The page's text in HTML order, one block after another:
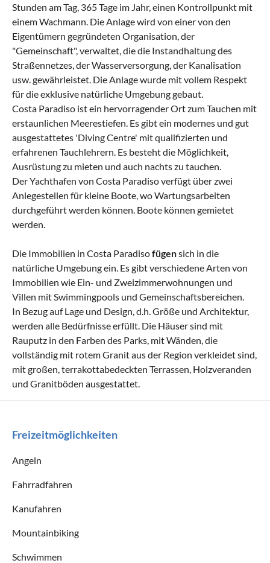
Stunden am Tag, 365 Tage im Jahr, einen Kontrollpunkt mit
einem Wachmann. Die Anlage wird von einer von den
Eigentümern gegründeten Organisation, der
"Gemeinschaft", verwaltet, die die Instandhaltung des
Straßennetzes, der Wasserversorgung, der Kanalisation
usw. gewährleistet. Die Anlage wurde mit vollem Respekt
für die exklusive natürliche Umgebung gebaut.
Costa Paradiso ist ein hervorragender Ort zum Tauchen mit
erstaunlichen Meerestiefen. Es gibt ein modernes und gut
ausgestattetes 'Diving Centre' mit qualifizierten und
erfahrenen Tauchlehrern. Es besteht die Möglichkeit,
Ausrüstung zu mieten und auch nachts zu tauchen.
Der Yachthafen von Costa Paradiso verfügt über zwei
Anlegestellen für kleine Boote, wo Wartungsarbeiten
durchgeführt werden können. Boote können gemietet
werden.
Die Immobilien in Costa Paradisofügensich in die
natürliche Umgebung ein. Es gibt verschiedene Arten von
Immobilien wie Ein- und Zweizimmerwohnungen und
Villen mit Swimmingpools und Gemeinschaftsbereichen.
In Bezug auf Lage und Design, d.h. Größe und Architektur,
werden alle Bedürfnisse erfüllt. Die Häuser sind mit
Rauputz in den Farben des Parks, mit Wänden, die
vollständig mit rotem Granit aus der Region verkleidet sind,
mit großen, terrakottabedeckten Terrassen, Holzveranden
und Granitböden ausgestattet.
Freizeitmöglichkeiten
Angeln
Fahrradfahren
Kanufahren
Mountainbiking
Schwimmen